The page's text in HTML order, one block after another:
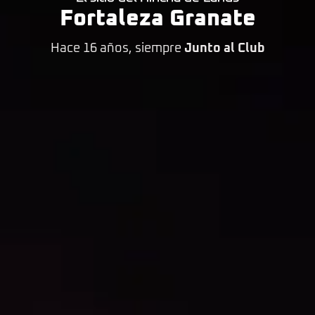
Fortaleza Granate
Hace 16 años, siempre Junto al Club